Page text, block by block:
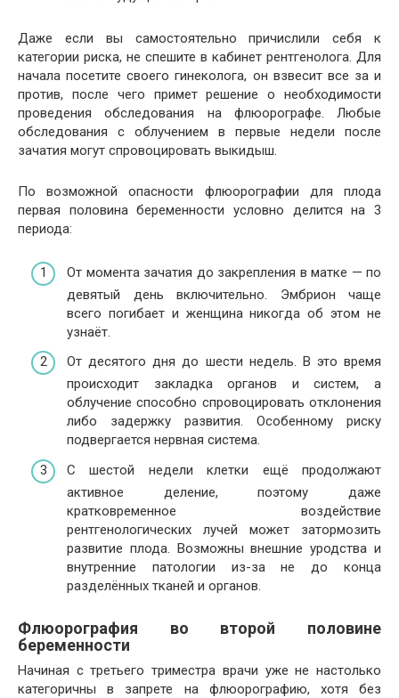
Даже если вы самостоятельно причислили себя к
категории риска, не спешите в кабинет рентгенолога. Для
начала посетите своего гинеколога, он взвесит все за и
против, после чего примет решение о необходимости
проведения обследования на флюорографе. Любые
обследования с облучением в первые недели после
зачатия могут спровоцировать выкидыш.
По возможной опасности флюорографии для плода
первая половина беременности условно делится на 3
периода:
От момента зачатия до закрепления в матке — по
девятый день включительно. Эмбрион чаще
всего погибает и женщина никогда об этом не
узнаёт.
От десятого дня до шести недель. В это время
происходит закладка органов и систем, а
облучение способно спровоцировать отклонения
либо задержку развития. Особенному риску
подвергается нервная система.
С шестой недели клетки ещё продолжают
активное деление, поэтому даже
кратковременное воздействие
рентгенологических лучей может затормозить
развитие плода. Возможны внешние уродства и
внутренние патологии из-за не до конца
разделённых тканей и органов.
Флюорография во второй половине
беременности
Начиная с третьего триместра врачи уже не настолько
категоричны в запрете на флюорографию, хотя без